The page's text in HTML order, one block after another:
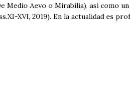
Medio Aevo o Mirabilia), así como
XVI, 2019). En la actualidad es